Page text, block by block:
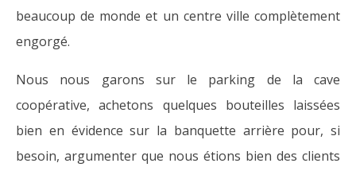
beaucoup de monde et un centre ville complètement
engorgé.
Nous nous garons sur le parking de la cave
coopérative, achetons quelques bouteilles laissées
bien en évidence sur la banquette arrière pour, si
besoin, argumenter que nous étions bien des clients